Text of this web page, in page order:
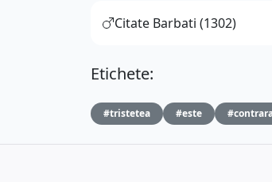
Citate Barbati (1302)
Etichete:
#tristetea #este